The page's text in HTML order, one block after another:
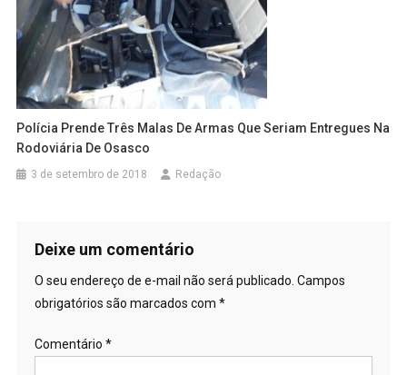
Polícia Prende Três Malas De Armas Que Seriam Entregues Na
Rodoviária De Osasco
3 de setembro de 2018 Redação
Deixe um comentário
O seu endereço de e-mail não será publicado. Campos
obrigatórios são marcados com *
Comentário *